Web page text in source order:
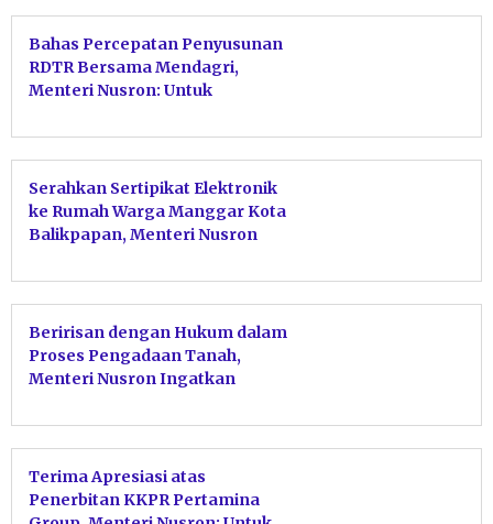
Bahas Percepatan Penyusunan
RDTR Bersama Mendagri,
Menteri Nusron: Untuk
Serahkan Sertipikat Elektronik
ke Rumah Warga Manggar Kota
Balikpapan, Menteri Nusron
pada PTSL
Beririsan dengan Hukum dalam
Proses Pengadaan Tanah,
Menteri Nusron Ingatkan
Kaltim Perkuat Sinergi dengan
APH
Terima Apresiasi atas
Penerbitan KKPR Pertamina